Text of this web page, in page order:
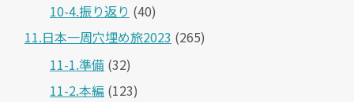
10-4.振り返り (40)
11.日本一周穴埋め旅2023 (265)
11-1.準備 (32)
11-2.本編 (123)